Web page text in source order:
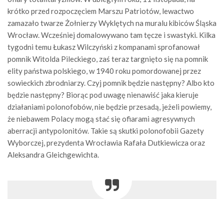
krótko przed rozpoczęciem Marszu Patriotów, lewactwo
zamazało twarze Żołnierzy Wyklętych na muralu kibiców Śląska
Wrocław. Wcześniej domalowywano tam tęcze i swastyki. Kilka
tygodni temu Łukasz Wilczyński z kompanami sprofanował
pomnik Witolda Pileckiego, zaś teraz targnięto się na pomnik
elity państwa polskiego, w 1940 roku pomordowanej przez
sowieckich zbrodniarzy. Czyj pomnik będzie następny? Albo kto
będzie następny? Biorąc pod uwagę nienawiść jaka kieruje
działaniami polonofobów, nie będzie przesadą, jeżeli powiemy,
że niebawem Polacy mogą stać się ofiarami agresywnych
aberracji antypolonitów. Takie są skutki polonofobii Gazety
Wyborczej, prezydenta Wrocławia Rafała Dutkiewicza oraz
Aleksandra Gleichgewichta.